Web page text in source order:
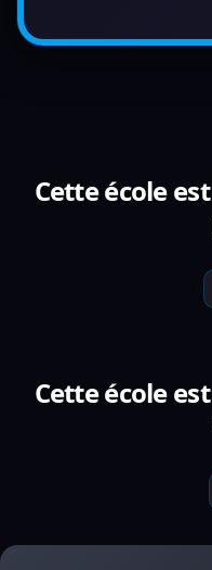
Cette école
Cette école